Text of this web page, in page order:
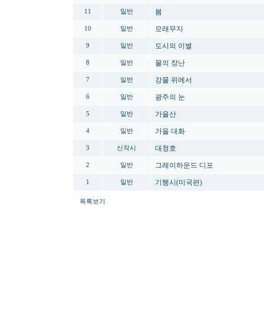
11 일반 봄
10 일반 모래무지
9 일반 도시의 이별
8 일반 물의 장난
7 일반 강물 위에서
6 일반 광주의 눈
5 일반 가을산
4 일반 가을 대화
3 신작시 대청호
2 일반 그레이하운드 디포
1 일반 기행시(미국편)
목록보기